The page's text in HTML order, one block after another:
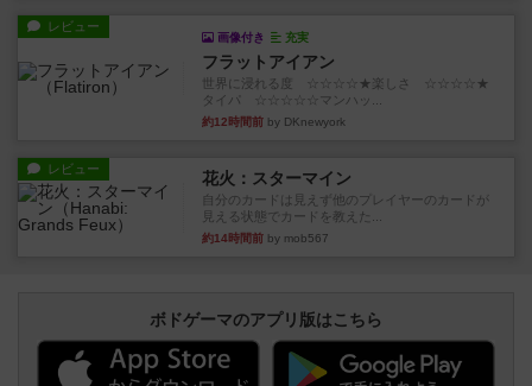
レビュー
画像付き 充実
フラットアイアン
世界に浸れる度 ☆☆☆☆★楽しさ ☆☆☆☆★
タイパ ☆☆☆☆☆マンハッ...
約12時間前 by DKnewyork
レビュー 花火：スターマイン
自分のカードは見えず他のプレイヤーのカードが
見える状態でカードを教えた...
約14時間前 by mob567
ボドゲーマのアプリ版はこちら